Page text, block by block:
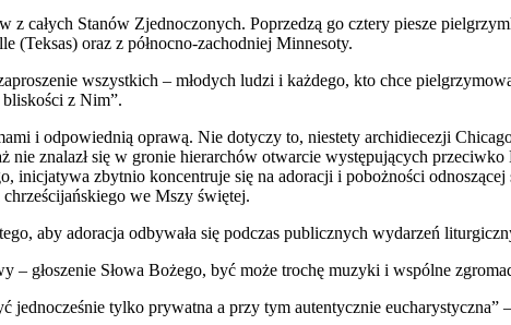
całych Stanów Zjednoczonych. Poprzedzą go cztery piesze
oraz z północno-zachodniej Minnesoty.
wszystkich – młodych ludzi i każdego, kto chce
bliskości z Nim”.
i odpowiednią oprawą. Nie dotyczy to, niestety archidiecezji
nie znalazł się w gronie hierarchów otwarcie występujących
inicjatywa zbytnio koncentruje się na adoracji i pobożności
we Mszy świętej.
aby adoracja odbywała się podczas publicznych wydarzeń
głoszenie Słowa Bożego, być może trochę muzyki i wspólne
tylko prywatna a przy tym autentycznie eucharystyczna”